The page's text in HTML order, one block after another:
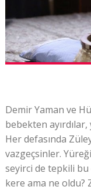
Demir Yaman ve
bebekten
Her defasında
vazgeçsinler.
seyirci de tepkili
kere ama ne oldu?